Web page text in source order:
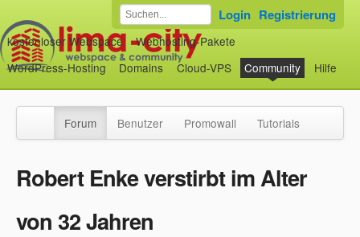
kostenloser Webspace
Webhosting-Pakete
WordPress-Hosting
Domains Cloud-VPS Community Hilfe
Login Registrierung
Forum Benutzer Promowall Tutorials
Robert Enke verstirbt im Alter
von 32 Jahren